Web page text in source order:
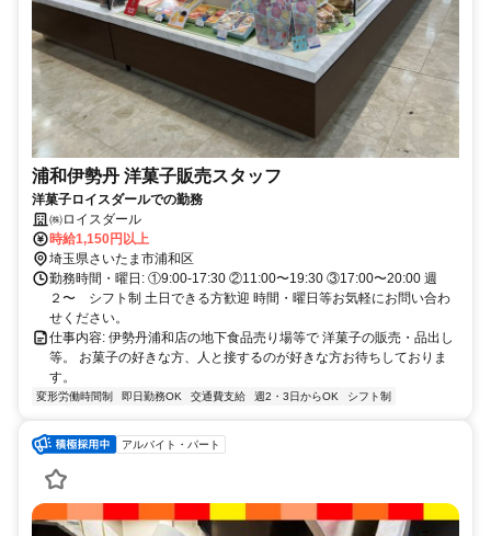
浦和伊勢丹 洋菓子販売スタッフ
洋菓子ロイスダールでの勤務
㈱ロイスダール
時給1,150円以上
埼玉県さいたま市浦和区
勤務時間・曜日: ①9:00-17:30 ②11:00〜19:30 ③17:00〜20:00 週
２〜 シフト制 土日できる方歓迎 時間・曜日等お気軽にお問い合わ
せください。
仕事内容: 伊勢丹浦和店の地下食品売り場等で 洋菓子の販売・品出し
等。 お菓子の好きな方、人と接するのが好きな方お待ちしておりま
す。
変形労働時間制 即日勤務OK 交通費支給 週2・3日からOK シフト制
アルバイト・パート